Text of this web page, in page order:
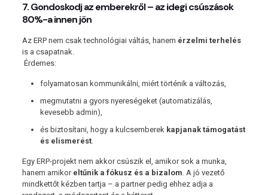
7. Gondoskodj az emberekről – az idegi csúszások
80%-a innen jön
Az ERP nem csak technológiai váltás, hanem érzelmi terhelés
is a csapatnak.
Érdemes:
folyamatosan kommunikálni, miért történik a változás,
megmutatni a gyors nyereségeket (automatizálás,
kevesebb admin),
és biztosítani, hogy a kulcsemberek kapjanak támogatást
és elismerést.
Egy ERP-projekt nem akkor csúszik el, amikor sok a munka,
hanem amikor eltűnik a fókusz és a bizalom. A jó vezető
mindkettőt kézben tartja – a partner pedig ehhez adja a